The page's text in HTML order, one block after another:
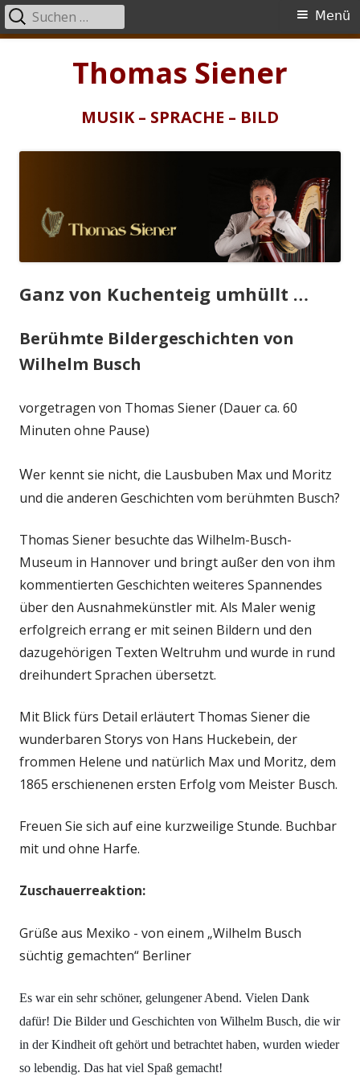
Thomas Siener
MUSIK – SPRACHE – BILD
Primäres
Menü
Suchen
nach:
Ganz von Kuchenteig umhüllt …
Berühmte Bildergeschichten von
Wilhelm Busch
vorgetragen von Thomas Siener (Dauer ca. 60
Minuten ohne Pause)
Wer kennt sie nicht, die Lausbuben Max und Moritz
und die anderen Geschichten vom berühmten Busch?
Thomas Siener besuchte das Wilhelm-Busch-
Museum in Hannover und bringt außer den von ihm
kommentierten Geschichten weiteres Spannendes
über den Ausnahmekünstler mit. Als Maler wenig
erfolgreich errang er mit seinen Bildern und den
dazugehörigen Texten Weltruhm und wurde in rund
dreihundert Sprachen übersetzt.
Mit Blick fürs Detail erläutert Thomas Siener die
wunderbaren Storys von Hans Huckebein, der
frommen Helene und natürlich Max und Moritz, dem
1865 erschienenen ersten Erfolg vom Meister Busch.
Freuen Sie sich auf eine kurzweilige Stunde. Buchbar
mit und ohne Harfe.
Zuschauerreaktion:
Grüße aus Mexiko - von einem „Wilhelm Busch
süchtig gemachten“ Berliner
Es war ein sehr schöner, gelungener Abend. Vielen Dank
dafür! Die Bilder und Geschichten von Wilhelm Busch, die wir
in der Kindheit oft gehört und betrachtet haben, wurden wieder
so lebendig. Das hat viel Spaß gemacht!